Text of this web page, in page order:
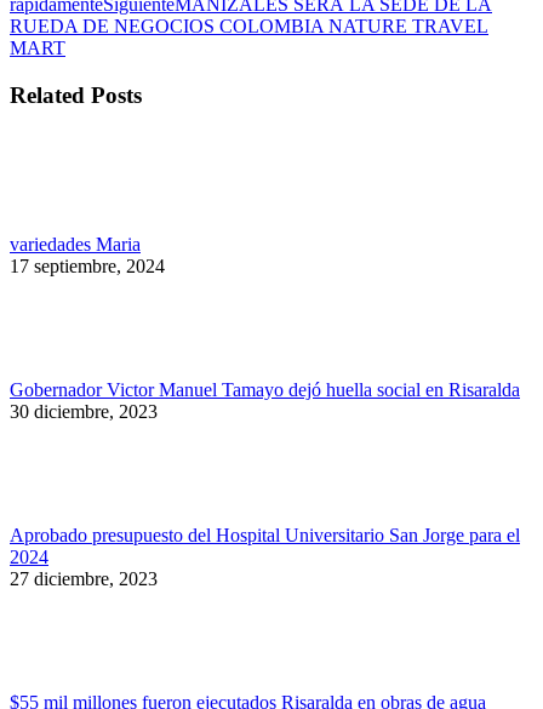
entre
publicaciones
rápidamenteSiguiente
siguiente:
MANIZALES SERÁ LA SEDE DE LA
RUEDA DE NEGOCIOS COLOMBIA NATURE TRAVEL
MART
Related Posts
variedades Maria
17 septiembre, 2024
Gobernador Victor Manuel Tamayo dejó huella social en Risaralda
30 diciembre, 2023
Aprobado presupuesto del Hospital Universitario San Jorge para el
2024
27 diciembre, 2023
$55 mil millones fueron ejecutados Risaralda en obras de agua